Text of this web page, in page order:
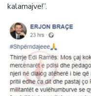
kalamajve!”.